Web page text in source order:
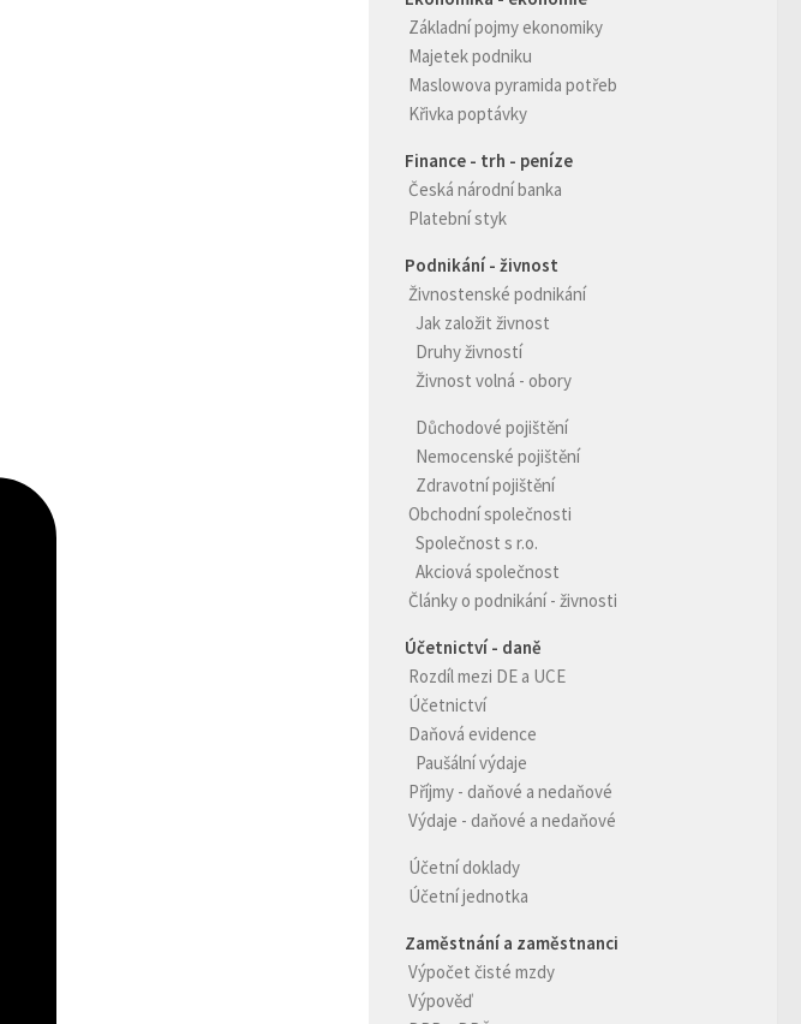
Základní pojmy ekonomiky
Majetek podniku
Maslowova pyramida potřeb
Křivka poptávky
Finance - trh - peníze
Česká národní banka
Platební styk
Podnikání - živnost
Živnostenské podnikání
Jak založit živnost
Druhy živností
Živnost volná - obory
Důchodové pojištění
Nemocenské pojištění
Zdravotní pojištění
Obchodní společnosti
Společnost s r.o.
Akciová společnost
Články o podnikání - živnosti
Účetnictví - daně
Rozdíl mezi DE a UCE
Účetnictví
Daňová evidence
Paušální výdaje
Příjmy - daňové a nedaňové
Výdaje - daňové a nedaňové
Účetní doklady
Účetní jednotka
Zaměstnání a zaměstnanci
Výpočet čisté mzdy
Výpověď